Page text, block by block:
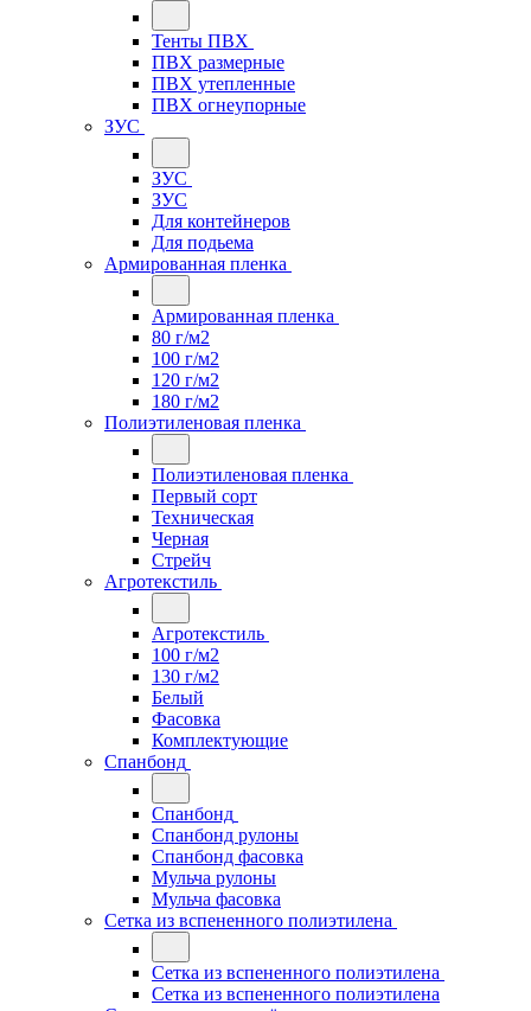
Тенты ПВХ
ПВХ размерные
ПВХ утепленные
ПВХ огнеупорные
ЗУС
ЗУС
ЗУС
Для контейнеров
Для подьема
Армированная пленка
Армированная пленка
80 г/м2
100 г/м2
120 г/м2
180 г/м2
Полиэтиленовая пленка
Полиэтиленовая пленка
Первый сорт
Техническая
Черная
Стрейч
Агротекстиль
Агротекстиль
100 г/м2
130 г/м2
Белый
Фасовка
Комплектующие
Спанбонд
Спанбонд
Спанбонд рулоны
Спанбонд фасовка
Мульча рулоны
Мульча фасовка
Сетка из вспененного полиэтилена
Сетка из вспененного полиэтилена
Сетка из вспененного полиэтилена